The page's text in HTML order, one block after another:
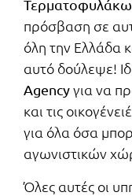
πρόσβαση σε
όλη την Ελλάδα
αυτό δούλεψε!
Agencyγια να
και τις
για όλα όσα
αγωνιστικών
Όλες αυτές οι